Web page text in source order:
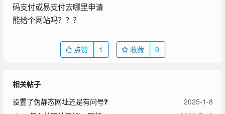
码支付或易支付去哪里申请
能给个网站吗？？？
点赞 1 收藏 0
相关帖子
设置了伪静态网址还是有问号❓
2025-1-8